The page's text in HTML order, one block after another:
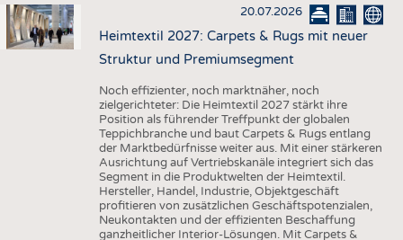
20.07.2026
Heimtextil 2027: Carpets & Rugs mit neuer
Struktur und Premiumsegment
Noch effizienter, noch marktnäher, noch
zielgerichteter: Die Heimtextil 2027 stärkt ihre
Position als führender Treffpunkt der globalen
Teppichbranche und baut Carpets & Rugs entlang
der Marktbedürfnisse weiter aus. Mit einer stärkeren
Ausrichtung auf Vertriebskanäle integriert sich das
Segment in die Produktwelten der Heimtextil.
Hersteller, Handel, Industrie, Objektgeschäft
profitieren von zusätzlichen Geschäftspotenzialen,
Neukontakten und der effizienten Beschaffung
ganzheitlicher Interior-Lösungen. Mit Carpets &